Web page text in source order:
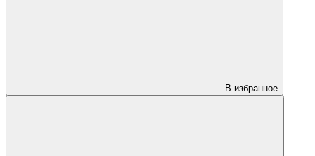
В избранное